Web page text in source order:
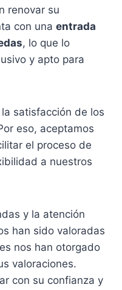
renovar su
con una entrada
, lo que lo
y apto para
satisfacción de los
eso, aceptamos
el proceso de
a nuestros
y la atención
han sido valoradas
nos han otorgado
valoraciones.
con su confianza y